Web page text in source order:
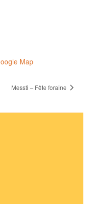
Map
Messti – Fête foraine